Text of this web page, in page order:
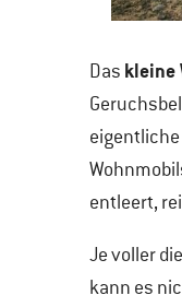
Das kleine
entleert,
Je voller
kann es